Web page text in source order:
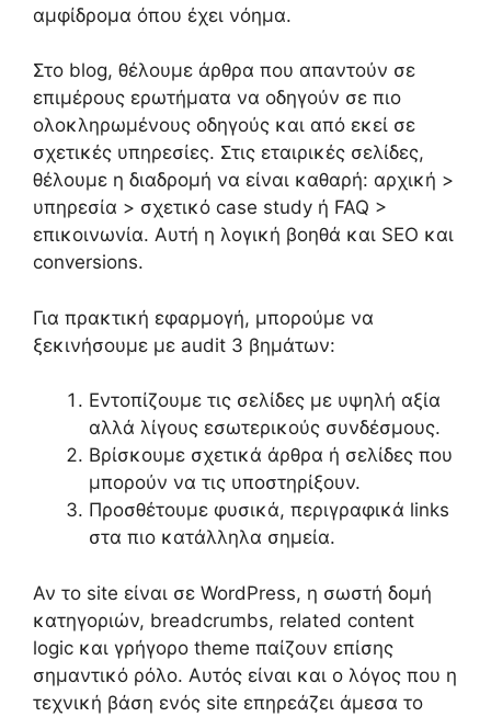
αμφίδρομα όπου έχει νόημα.
Στο blog, θέλουμε άρθρα που απαντούν σε
επιμέρους ερωτήματα να οδηγούν σε πιο
ολοκληρωμένους οδηγούς και από εκεί σε
σχετικές υπηρεσίες. Στις εταιρικές σελίδες,
θέλουμε η διαδρομή να είναι καθαρή: αρχική >
υπηρεσία > σχετικό case study ή FAQ >
επικοινωνία. Αυτή η λογική βοηθά και SEO και
conversions.
Για πρακτική εφαρμογή, μπορούμε να
ξεκινήσουμε με audit 3 βημάτων:
Εντοπίζουμε τις σελίδες με υψηλή αξία
αλλά λίγους εσωτερικούς συνδέσμους.
Βρίσκουμε σχετικά άρθρα ή σελίδες που
μπορούν να τις υποστηρίξουν.
Προσθέτουμε φυσικά, περιγραφικά links
στα πιο κατάλληλα σημεία.
Αν το site είναι σε WordPress, η σωστή δομή
κατηγοριών, breadcrumbs, related content
logic και γρήγορο theme παίζουν επίσης
σημαντικό ρόλο. Αυτός είναι και ο λόγος που η
τεχνική βάση ενός site επηρεάζει άμεσα το